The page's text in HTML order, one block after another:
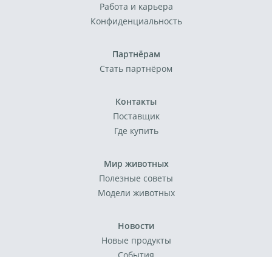
Работа и карьера
Конфиденциальность
Партнёрам
Стать партнёром
Контакты
Поставщик
Где купить
Мир животных
Полезные советы
Модели животных
Новости
Новые продукты